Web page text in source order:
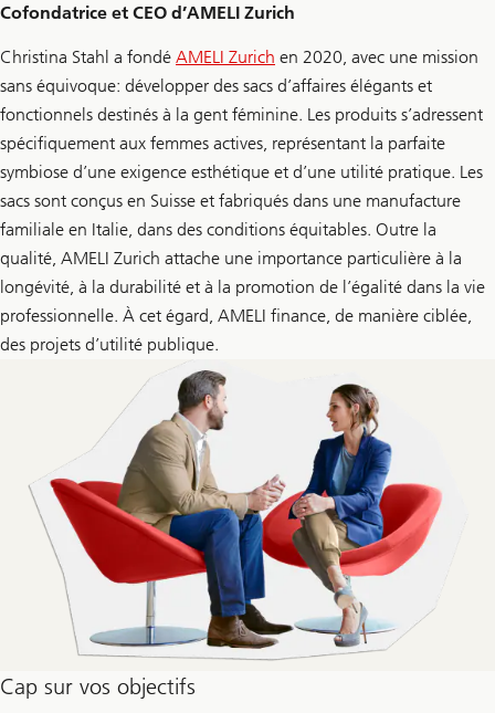
Cofondatrice et CEO d’AMELI Zurich
Christina Stahl a fondé AMELI Zurich en 2020, avec une mission
sans équivoque: développer des sacs d’affaires élégants et
fonctionnels destinés à la gent féminine. Les produits s’adressent
spécifiquement aux femmes actives, représentant la parfaite
symbiose d’une exigence esthétique et d’une utilité pratique. Les
sacs sont conçus en Suisse et fabriqués dans une manufacture
familiale en Italie, dans des conditions équitables. Outre la
qualité, AMELI Zurich attache une importance particulière à la
longévité, à la durabilité et à la promotion de l’égalité dans la vie
professionnelle. À cet égard, AMELI finance, de manière ciblée,
des projets d’utilité publique.
Cap sur vos objectifs